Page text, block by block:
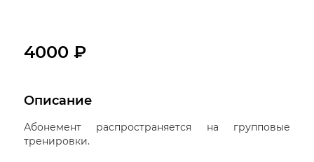
4000 ₽
Описание
Абонемент распространяется на групповые
тренировки.